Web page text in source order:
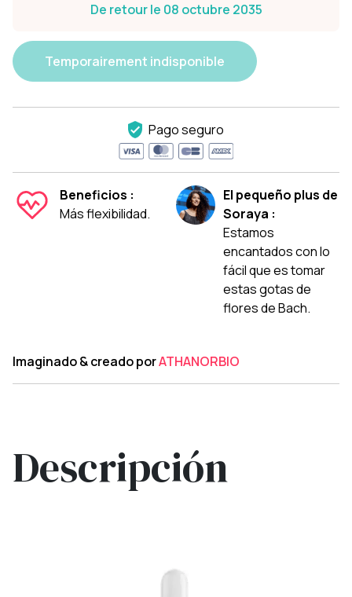
De retour le 08 octubre 2035
Temporairement indisponible
Pago seguro
Beneficios :
Más flexibilidad.
El pequeño plus de
Soraya :
Estamos
encantados con lo
fácil que es tomar
estas gotas de
flores de Bach.
Imaginado & creado porATHANORBIO
Descripción